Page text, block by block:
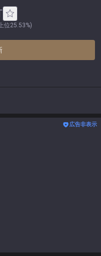
位25.53%)
広告非表示